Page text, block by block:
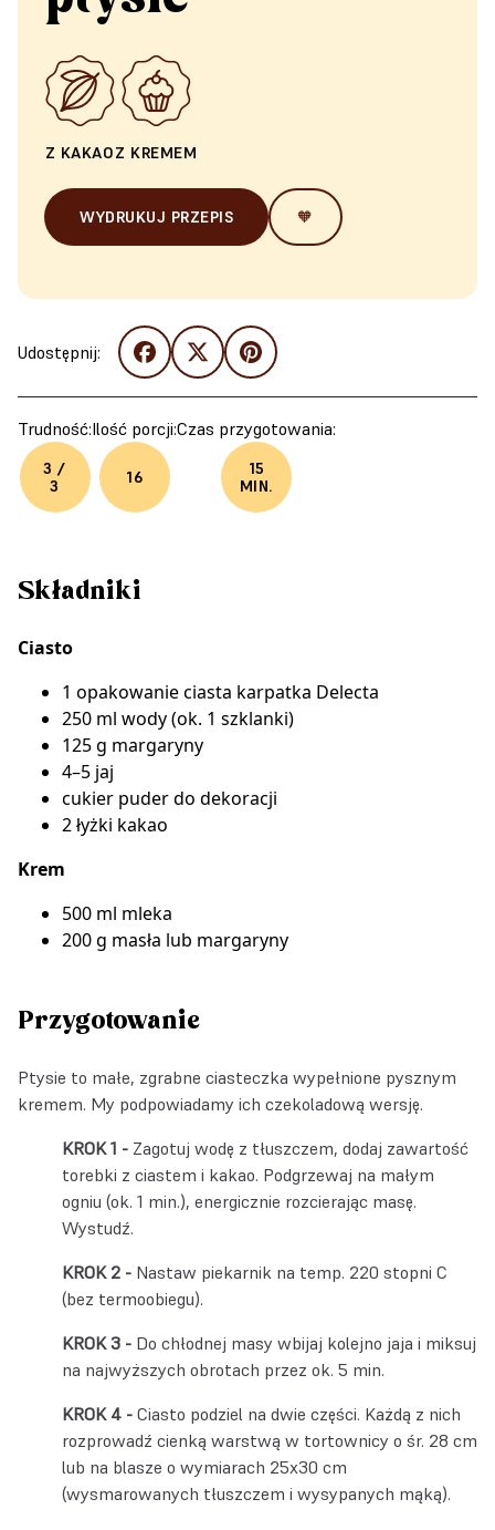
Z KAKAOZ KREMEM
WYDRUKUJ PRZEPIS 🧡
Udostępnij:
Trudność:
3 /
3
Ilość porcji:
16
Czas przygotowania:
15
MIN.
Składniki
Ciasto
1 opakowanieciasta karpatka Delecta
250 ml wody (ok. 1 szklanki)
125 g margaryny
4–5 jaj
cukier puder do dekoracji
2 łyżki kakao
Krem
500 ml mleka
200 g masła lub margaryny
Przygotowanie
Ptysie to małe, zgrabne ciasteczka wypełnione pysznym
kremem. My podpowiadamy ich czekoladową wersję.
Zagotuj wodę z tłuszczem, dodaj zawartość
torebki z ciastem i kakao. Podgrzewaj na małym
ogniu (ok. 1 min.), energicznie rozcierając masę.
Wystudź.
Nastaw piekarnik na temp. 220 stopni C
(bez termoobiegu).
Do chłodnej masy wbijaj kolejno jaja i miksuj
na najwyższych obrotach przez ok. 5 min.
Ciasto podziel na dwie części. Każdą z nich
rozprowadź cienką warstwą w tortownicy o śr. 28 cm
lub na blasze o wymiarach 25x30 cm
(wysmarowanych tłuszczem i wysypanych mąką).